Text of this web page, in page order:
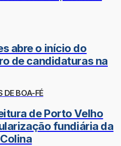
abre o início do
de candidaturas na
DE BOA-FÉ
de Porto Velho
fundiária da